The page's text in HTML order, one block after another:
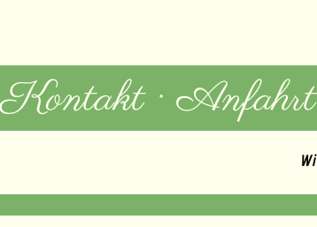
Kontakt · Anfahrt